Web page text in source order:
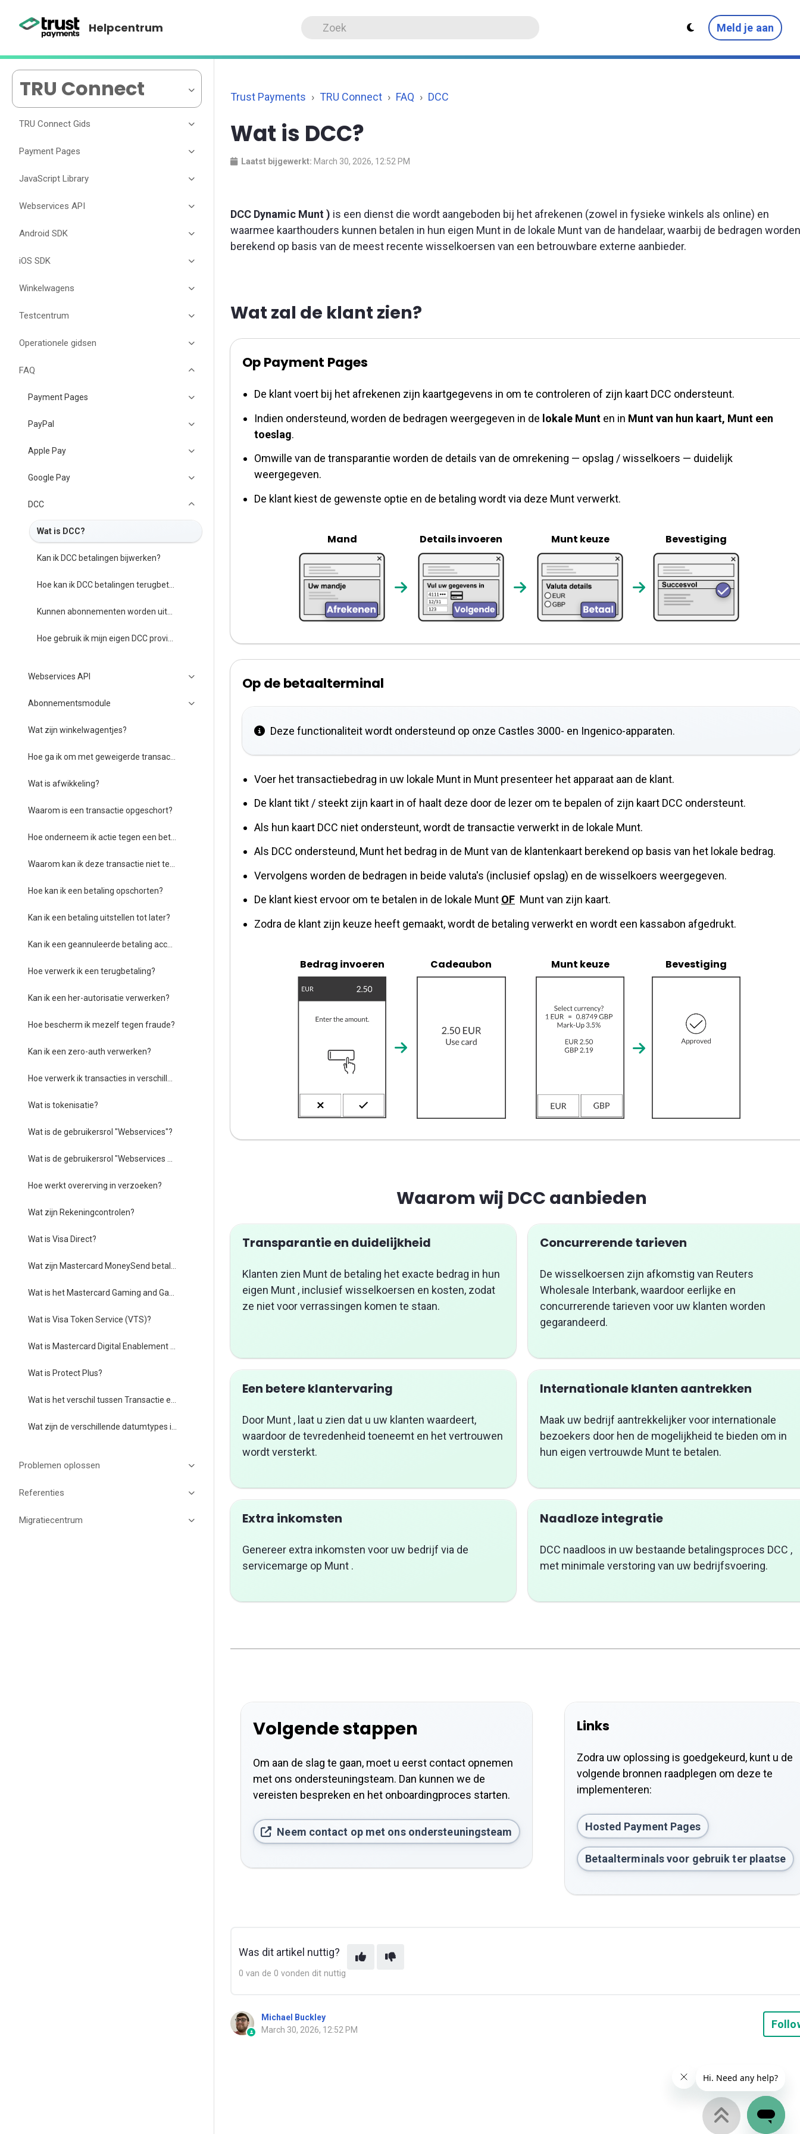
Helpcentrum Meld je aan
TRU Connect
TRU Connect Gids
Payment Pages
JavaScript Library
Webservices API
Android SDK
iOS SDK
Winkelwagens
Testcentrum
Operationele gidsen
FAQ
Payment Pages
PayPal
Apple Pay
Google Pay
DCC
Wat is DCC?
Kan ik DCC betalingen bijwerken?
Webservices API
Abonnementsmodule
Wat zijn winkelwagentjes?
Wat is afwikkeling?
Waarom is een transactie opgeschort?
Hoe kan ik een betaling opschorten?
Kan ik een betaling uitstellen tot later?
Hoe verwerk ik een terugbetaling?
Kan ik een her-autorisatie verwerken?
Hoe bescherm ik mezelf tegen fraude?
Kan ik een zero-auth verwerken?
Wat is tokenisatie?
Wat is de gebruikersrol "Webservices"?
Hoe werkt overerving in verzoeken?
Wat zijn Rekeningcontrolen?
Wat is Visa Direct?
Wat is Visa Token Service (VTS)?
Wat is Protect Plus?
Problemen oplossen
Referenties
Migratiecentrum
Trust Payments TRU Connect FAQ DCC
Wat is DCC?
Laatst bijgewerkt: March 30, 2026, 12:52 PM
DCC Dynamic Munt ) is een dienst die wordt aangeboden bij het afrekenen (zowel in fysieke winkels als online) en
waarmee kaarthouders kunnen betalen in hun eigen Munt in de lokale Munt van de handelaar, waarbij de bedragen worden
berekend op basis van de meest recente wisselkoersen van een betrouwbare externe aanbieder.
Wat zal de klant zien?
Op Payment Pages
De klant voert bij het afrekenen zijn kaartgegevens in om te controleren of zijn kaart DCC ondersteunt.
Indien ondersteund, worden de bedragen weergegeven in de lokale Munt en in Munt van hun kaart, Munt een
toeslag.
Omwille van de transparantie worden de details van de omrekening — opslag / wisselkoers — duidelijk
weergegeven.
De klant kiest de gewenste optie en de betaling wordt via deze Munt verwerkt.
Mand Details invoeren Munt keuze Bevestiging
Op de betaalterminal
Deze functionaliteit wordt ondersteund op onze Castles 3000- en Ingenico-apparaten.
Voer het transactiebedrag in uw lokale Munt in Munt presenteer het apparaat aan de klant.
De klant tikt / steekt zijn kaart in of haalt deze door de lezer om te bepalen of zijn kaart DCC ondersteunt.
Als hun kaart DCC niet ondersteunt, wordt de transactie verwerkt in de lokale Munt.
Als DCC ondersteund, Munt het bedrag in de Munt van de klantenkaart berekend op basis van het lokale bedrag.
Vervolgens worden de bedragen in beide valuta's (inclusief opslag) en de wisselkoers weergegeven.
De klant kiest ervoor om te betalen in de lokale Munt OF Munt van zijn kaart.
Zodra de klant zijn keuze heeft gemaakt, wordt de betaling verwerkt en wordt een kassabon afgedrukt.
Bedrag invoeren Cadeaubon Munt keuze Bevestiging
Waarom wij DCC aanbieden
Transparantie en duidelijkheid
Klanten zien Munt de betaling het exacte bedrag in hun
eigen Munt , inclusief wisselkoersen en kosten, zodat
ze niet voor verrassingen komen te staan.
Concurrerende tarieven
De wisselkoersen zijn afkomstig van Reuters
Wholesale Interbank, waardoor eerlijke en
concurrerende tarieven voor uw klanten worden
gegarandeerd.
Een betere klantervaring
Door Munt , laat u zien dat u uw klanten waardeert,
waardoor de tevredenheid toeneemt en het vertrouwen
wordt versterkt.
Internationale klanten aantrekken
Maak uw bedrijf aantrekkelijker voor internationale
bezoekers door hen de mogelijkheid te bieden om in
hun eigen vertrouwde Munt te betalen.
Extra inkomsten
Genereer extra inkomsten voor uw bedrijf via de
servicemarge op Munt .
Naadloze integratie
DCC naadloos in uw bestaande betalingsproces DCC ,
met minimale verstoring van uw bedrijfsvoering.
Volgende stappen
Om aan de slag te gaan, moet u eerst contact opnemen
met ons ondersteuningsteam. Dan kunnen we de
vereisten bespreken en het onboardingproces starten.
Neem contact op met ons ondersteuningsteam
Links
Zodra uw oplossing is goedgekeurd, kunt u de
volgende bronnen raadplegen om deze te
implementeren:
Hosted Payment Pages
Betaalterminals voor gebruik ter plaatse
Was dit artikel nuttig?
0 van de 0 vonden dit nuttig
Michael Buckley
March 30, 2026, 12:52 PM